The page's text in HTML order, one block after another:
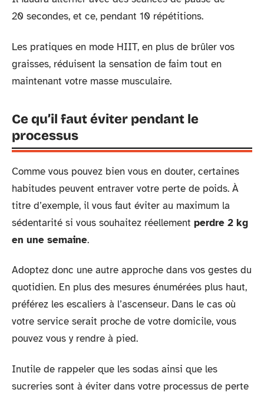
20 secondes, et ce, pendant 10 répétitions.
Les pratiques en mode HIIT, en plus de brûler vos
graisses, réduisent la sensation de faim tout en
maintenant votre masse musculaire.
Ce qu’il faut éviter pendant le
processus
Comme vous pouvez bien vous en douter, certaines
habitudes peuvent entraver votre perte de poids. À
titre d’exemple, il vous faut éviter au maximum la
sédentarité si vous souhaitez réellement perdre 2 kg
en une semaine.
Adoptez donc une autre approche dans vos gestes du
quotidien. En plus des mesures énumérées plus haut,
préférez les escaliers à l’ascenseur. Dans le cas où
votre service serait proche de votre domicile, vous
pouvez vous y rendre à pied.
Inutile de rappeler que les sodas ainsi que les
sucreries sont à éviter dans votre processus de perte